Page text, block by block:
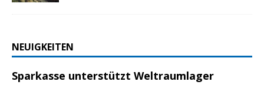
NEUIGKEITEN
Sparkasse unterstützt Weltraumlager